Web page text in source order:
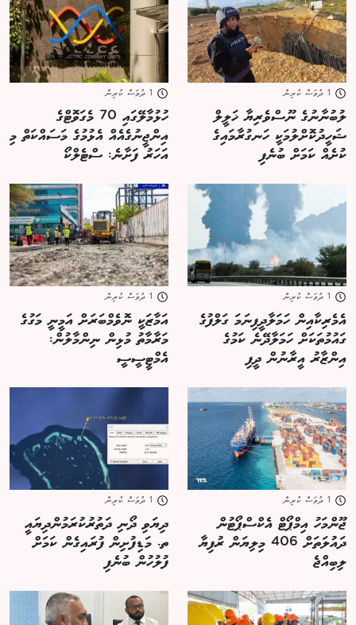
ލުބުނާނުގެ ނޫސްވެރިޔާ ޚަލީލް
ޝަހީދުކޮށްލުމަކީ ހަނގުރާމައިގެ
ކުށެއް ކަމަށް ބުނެފި
ހުޅުމާލޭގައި 70 މެގަވޮޓްގެ
އިންޖީނުގެއެއް އެޅުމުގެ މަސައްކަތް މި
އަހަރު ފަށާނެ: ސްޓެލްކޯ
އެމެރިކާއިން ހަމަލާދީފިނަމަ ގަލްފުގެ
ގައުމުތަކަށް ހަމަލާދޭނެ ކަމުގެ
އިންޒާރު އީރާނުން ދީފި
އަމާޒަކީ ނޮވެމްބަރަށް އަމީނީ މަގުގެ
މަރާމާތު މުޅިން ނިންމާލުން:
އެމްޓީސީސީ
ޖޫންމަހު އިމްޕޯޓް އެކްސްޕޯޓުން
ދައުލަތަށް 406 މިލިޔަން ރުފިޔާ
ލިބިއްޖެ
ދިޔަވި ދޯނި ދަތުރުކުރަމުންދިޔައީ
ތ. މަޑިފުށިން ފުރައިގެން ކަމަށް
ފުލުހުން ބުނެފި